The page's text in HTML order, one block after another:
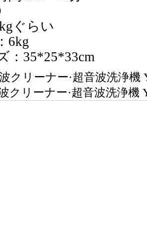
ぐらい
6kg
：35*25*33cm
クリーナー·超音波洗浄機
クリーナー·超音波洗浄機